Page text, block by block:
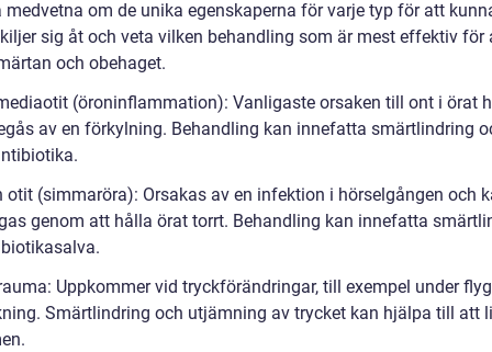
medvetna om de unika egenskaperna för varje typ för att
sig åt och veta vilken behandling som är mest effektiv för
och obehaget.
(öroninflammation): Vanligaste orsaken till ont i örat
av en förkylning. Behandling kan innefatta smärtlindring
otit (simmaröra): Orsakas av en infektion i hörselgången och
genom att hålla örat torrt. Behandling kan innefatta
Uppkommer vid tryckförändringar, till exempel under
Smärtlindring och utjämning av trycket kan hjälpa till att